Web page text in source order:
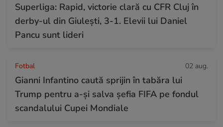
Superliga: Rapid, victorie clară cu CFR Cluj în
derby-ul din Giulești, 3-1. Elevii lui Daniel
Pancu sunt lideri
Fotbal 02 aug.
Gianni Infantino caută sprijin în tabăra lui
Trump pentru a-și salva șefia FIFA pe fondul
scandalului Cupei Mondiale